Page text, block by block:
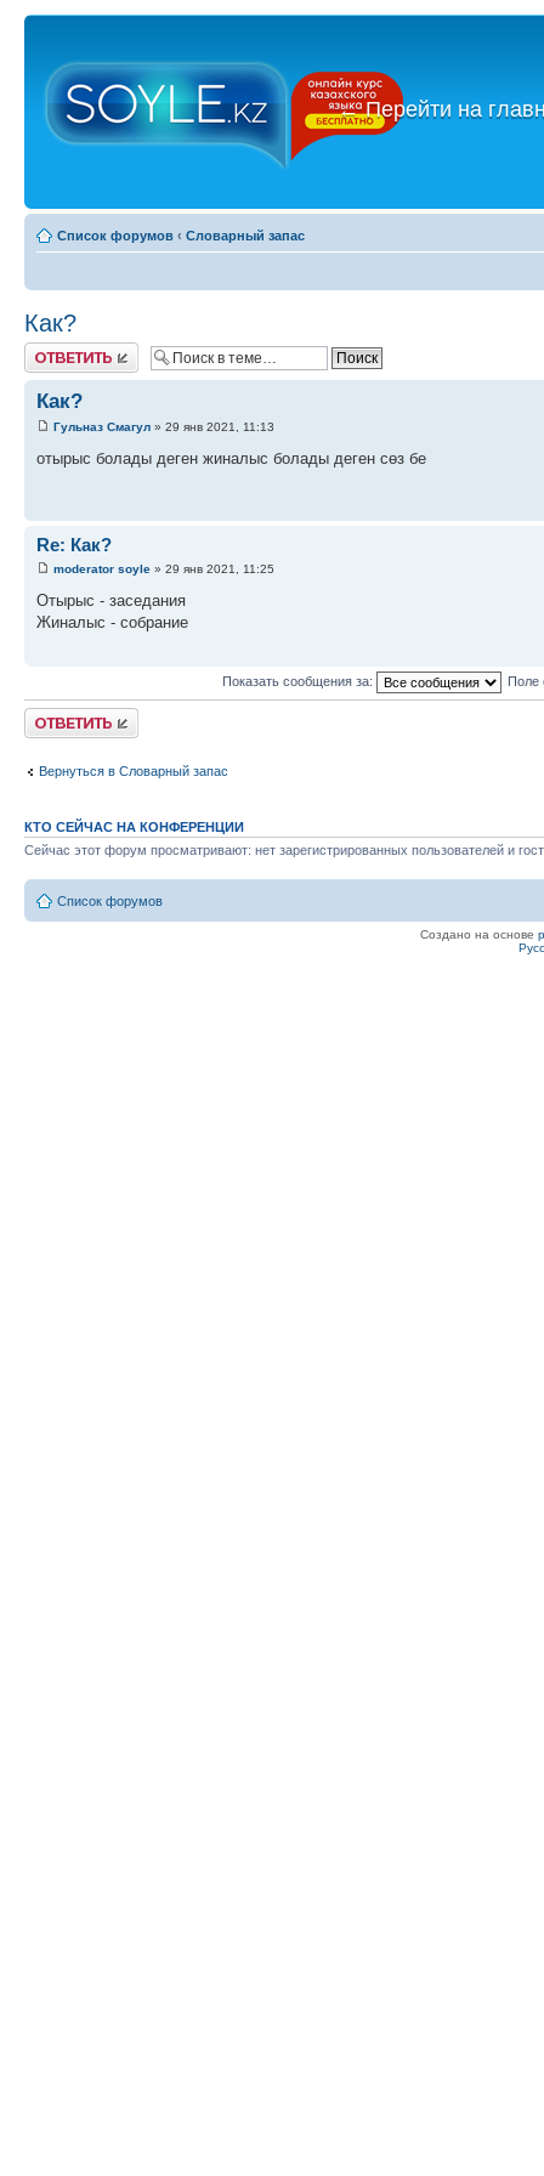
←Перейти на
Список форумов ‹ Словарный запас
Как?
Ответить
Как?
Гульназ Смагул » 29 янв 2021, 11:13
отырыс болады деген жиналыс болады деген сөз бе
Re: Как?
moderator soyle » 29 янв 2021, 11:25
Отырыс - заседания
Жиналыс - собрание
Показать сообщения за: Поле
Ответить
Вернуться в Словарный запас
КТО СЕЙЧАС НА КОНФЕРЕНЦИИ
Сейчас этот форум просматривают: нет зарегистрированных пользователей и
Список форумов
Создано на основе